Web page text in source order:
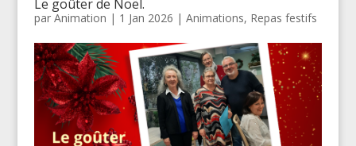
Le goûter de Noël.
par Animation | 1 Jan 2026 | Animations, Repas festifs